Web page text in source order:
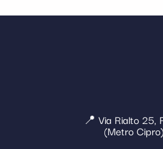
📍 Via Rialto 25,
(Metro Cipro)